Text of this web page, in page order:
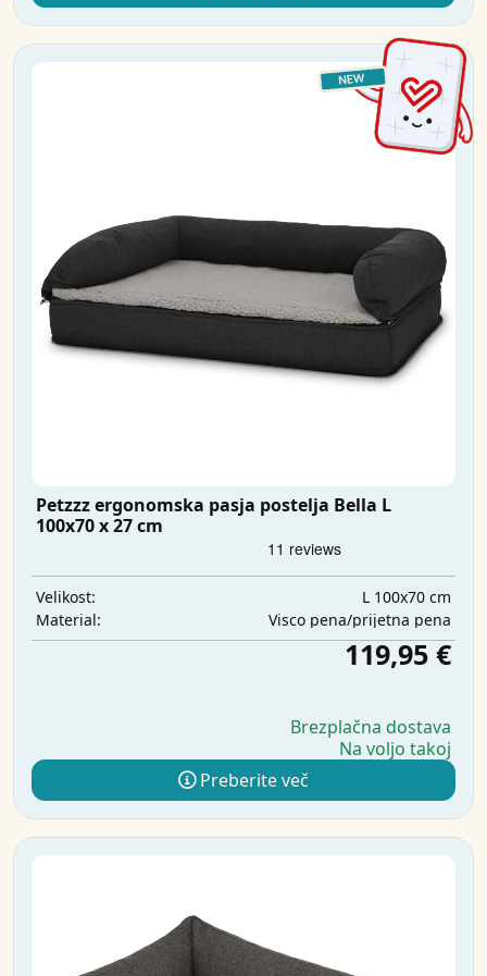
Petzzz ergonomska pasja postelja Bella L
100x70 x 27 cm
Velikost:
L 100x70 cm
Material:
Visco pena/prijetna pena
119,95 €
Brezplačna dostava
Na voljo takoj
Preberite več